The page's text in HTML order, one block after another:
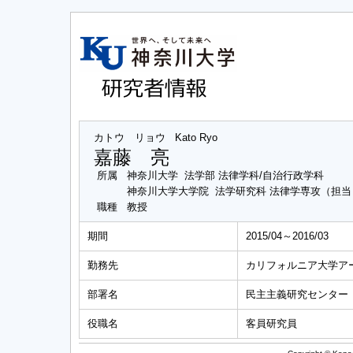
カトウ リョウ Kato Ryo
嘉藤 亮
所属
神奈川大学 法学部 法律学科/自治行政学科
神奈川大学大学院 法学研究科 法律学専攻（担
職種
教授
期間 2015/04～2016/03
勤務先 カリフォルニア大学ア
部署名 民主主義研究センター
役職名 客員研究員